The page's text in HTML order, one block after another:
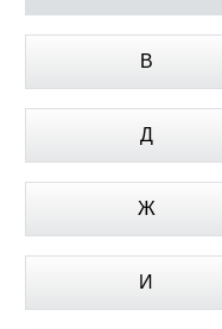
В
Д
Ж
И